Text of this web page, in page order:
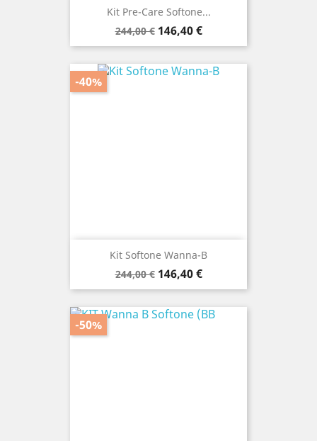
Kit Pre-Care Softone...
Prezzo
base
244,00 € Prezzo
146,40 €
Kit Softone Wanna-B
Prezzo
base
244,00 € Prezzo
146,40 €
-40%
-50%